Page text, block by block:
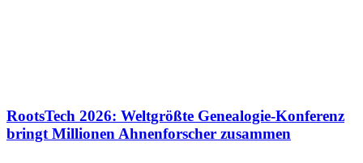
RootsTech 2026: Weltgrößte Genealogie-Konferenz
bringt Millionen Ahnenforscher zusammen